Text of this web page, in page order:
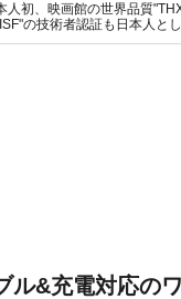
人初、映画館の世界品質
の技術者認証も日本人と
のライフスタイル提案まで
ル&充電対応の